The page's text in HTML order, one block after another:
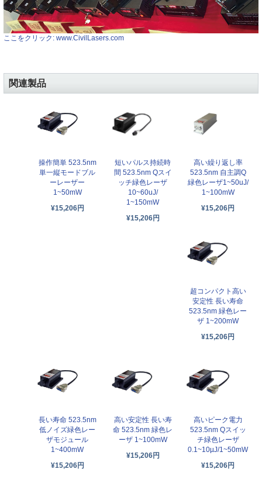
ここをクリック: www.CivilLasers.com
関連製品
操作簡単 523.5nm
単一縦モードブル
ーレーザー
1~50mW
¥15,206円
短いパルス持続時
間 523.5nm Qスイ
ッチ緑色レーザ
10~60uJ/
1~150mW
¥15,206円
高い繰り返し率
523.5nm 自主調Q
緑色レーザ1~50uJ/
1~100mW
¥15,206円
超コンパクト高い
安定性 長い寿命
523.5nm 緑色レー
ザ 1~200mW
¥15,206円
長い寿命 523.5nm
低ノイズ緑色レー
ザモジュール
1~400mW
¥15,206円
高い安定性 長い寿
命 523.5nm 緑色レ
ーザ 1~100mW
¥15,206円
高いピーク電力
523.5nm Qスイッ
チ緑色レーザ
0.1~10µJ/1~50mW
¥15,206円